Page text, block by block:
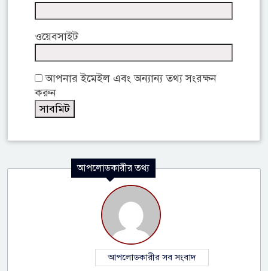
ওয়েবসাইট
আপনার ইমেইল এবং অন্যান্য তথ্য সংরক্ষন
করুন
আপলোডকারীর তথ্য
আপলোডকারীর সব সংবাদ